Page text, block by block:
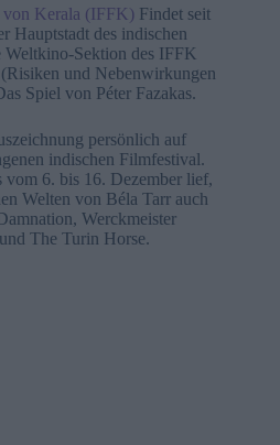
von Kerala (IFFK) Findet seit
Hauptstadt des indischen
Weltkino-Sektion des IFFK
und Nebenwirkungen
Spiel von Péter Fazakas.
persönlich auf
indischen Filmfestival.
vom 6. bis 16. Dezember lief,
Welten von Béla Tarr auch
Werckmeister
The Turin Horse.